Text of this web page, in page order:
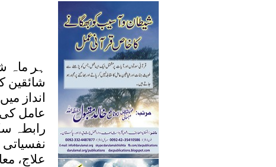
ہر ماہ
شائقین
انداز
عامل کی
رابطہ
علاج،